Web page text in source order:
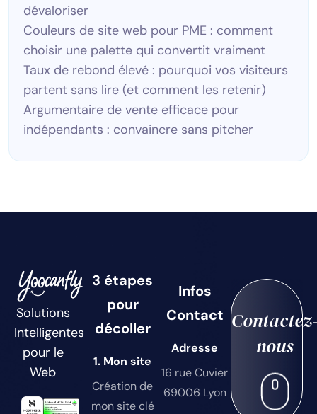
dévaloriser
Couleurs de site web pour PME : comment
choisir une palette qui convertit vraiment
Taux de rebond élevé : pourquoi vos visiteurs
partent sans lire (et comment les retenir)
Argumentaire de vente efficace pour
indépendants : convaincre sans pitcher
Solutions
Intelligentes
pour le
Web
3 étapes
pour
décoller
1. Mon site
Création de
mon site clé
Infos
Contact
Adresse
16 rue Cuvier
69006 Lyon
nous